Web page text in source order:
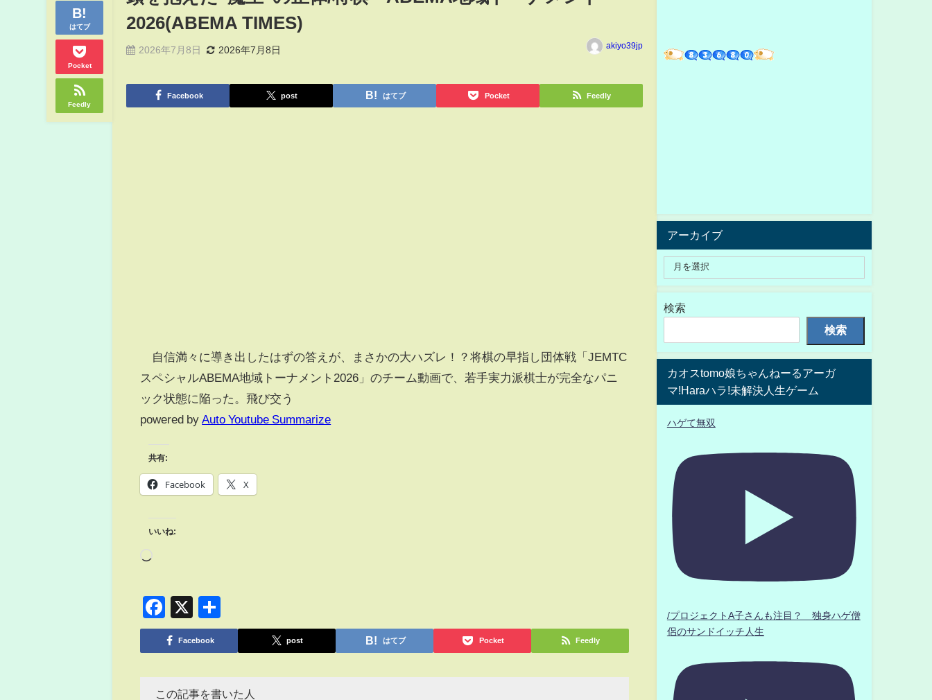
はてブ
Pocket
Feedly
2026(ABEMA TIMES)
2026年7月8日 2026年7月8日 akiyo39jp
Facebook post はてブ Pocket Feedly
自信満々に導き出したはずの答えが、まさかの大ハズレ！？将棋の早指し団体戦「JEMTC
スペシャルABEMA地域トーナメント2026」のチーム動画で、若手実力派棋士が完全なパニ
ック状態に陥った。飛び交う
powered by Auto Youtube Summarize
共有:
Facebook X
いいね:
Facebook
X
有
Facebook post はてブ Pocket Feedly
この記事を書いた人
アーカイブ
検索
検索
カオスtomo娘ちゃんねーるアーガ
マ!Haraハラ!未解決人生ゲーム
ハゲて無双
/プロジェクトA子さんも注目？ 独身ハゲ僧
侶のサンドイッチ人生